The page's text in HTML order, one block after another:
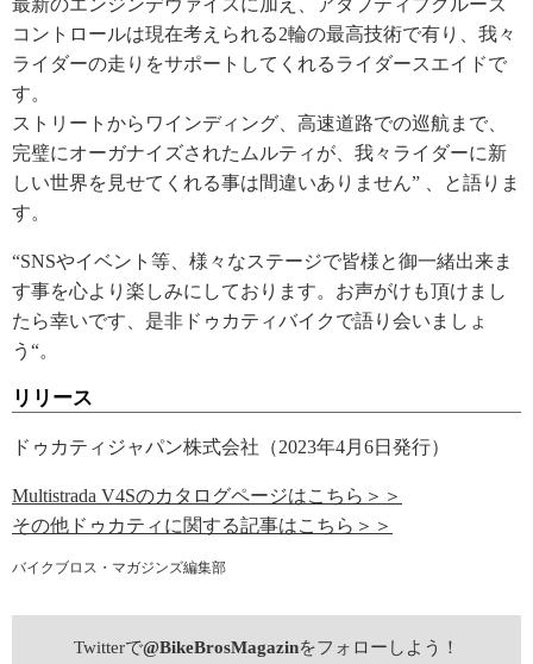
最新のエンジンデヴァイスに加え、アダプティブクルーズ
コントロールは現在考えられる2輪の最高技術で有り、我々
ライダーの走りをサポートしてくれるライダースエイドで
す。
ストリートからワインディング、高速道路での巡航まで、
完璧にオーガナイズされたムルティが、我々ライダーに新
しい世界を見せてくれる事は間違いありません” 、と語りま
す。
“SNSやイベント等、様々なステージで皆様と御一緒出来ま
す事を心より楽しみにしております。お声がけも頂けまし
たら幸いです、是非ドゥカティバイクで語り会いましょ
う“。
リリース
ドゥカティジャパン株式会社（2023年4月6日発行）
Multistrada V4Sのカタログページはこちら＞＞
その他ドゥカティに関する記事はこちら＞＞
バイクブロス・マガジンズ編集部
Twitterで@BikeBrosMagazinをフォローしよう！